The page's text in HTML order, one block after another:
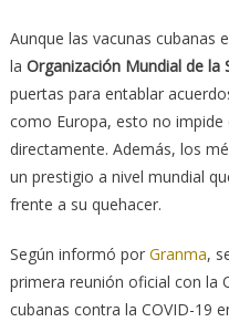
Aunque las vacunas cubanas
la Organización Mundial de la
puertas para entablar
como Europa, esto no impide
directamente. Además, los
un prestigio a nivel mundial
frente a su quehacer.
Según informó por Granma,
primera reunión oficial con la
cubanas contra la COVID-19